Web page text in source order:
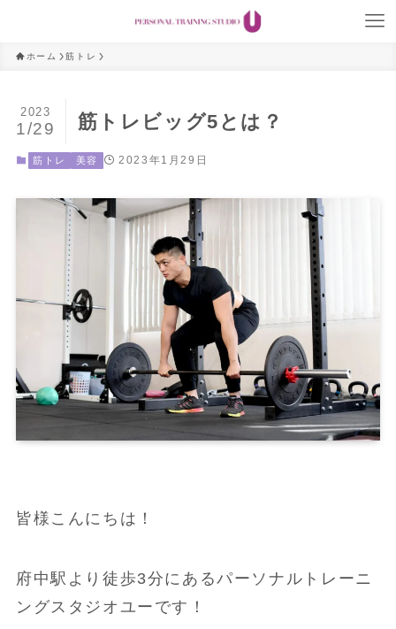
ホーム 筋トレ
筋トレビッグ5とは？
2023
1/29
筋トレ 美容 2023年1月29日
皆様こんにちは！
府中駅より徒歩3分にあるパーソナルトレーニ
ングスタジオユーです！